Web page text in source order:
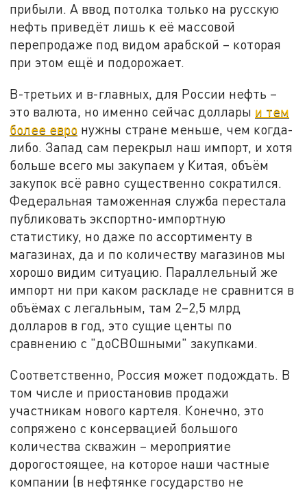
прибыли. А ввод потолка только на русскую
нефть приведёт лишь к её массовой
перепродаже под видом арабской – которая
при этом ещё и подорожает.
В-третьих и в-главных, для России нефть –
это валюта, но именно сейчас доллары и тем
более евро нужны стране меньше, чем когда-
либо. Запад сам перекрыл наш импорт, и хотя
больше всего мы закупаем у Китая, объём
закупок всё равно существенно сократился.
Федеральная таможенная служба перестала
публиковать экспортно-импортную
статистику, но даже по ассортименту в
магазинах, да и по количеству магазинов мы
хорошо видим ситуацию. Параллельный же
импорт ни при каком раскладе не сравнится в
объёмах с легальным, там 2–2,5 млрд
долларов в год, это сущие центы по
сравнению с "доСВОшными" закупками.
Соответственно, Россия может подождать. В
том числе и приостановив продажи
участникам нового картеля. Конечно, это
сопряжено с консервацией большого
количества скважин – мероприятие
дорогостоящее, на которое наши частные
компании (в нефтянке государство не